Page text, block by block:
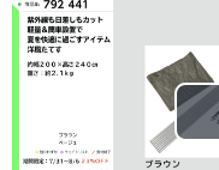
※詳細は取扱説明書参
・本製品は日除け用。
・台風など風や雨の
・一般家庭用なので
・取扱説明書